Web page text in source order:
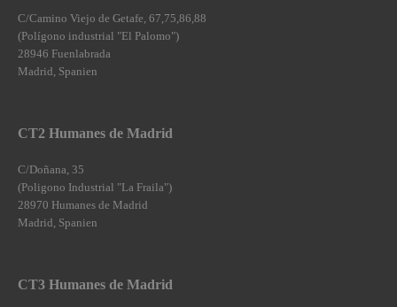
C/Camino Viejo de Getafe, 67,75,86,88
(Polígono industrial "El Palomo")
28946 Fuenlabrada
Madrid, Spanien
CT2 Humanes de Madrid
C/Doñana, 35
(Poligono Industrial "La Fraila")
28970 Humanes de Madrid
Madrid, Spanien
CT3 Humanes de Madrid